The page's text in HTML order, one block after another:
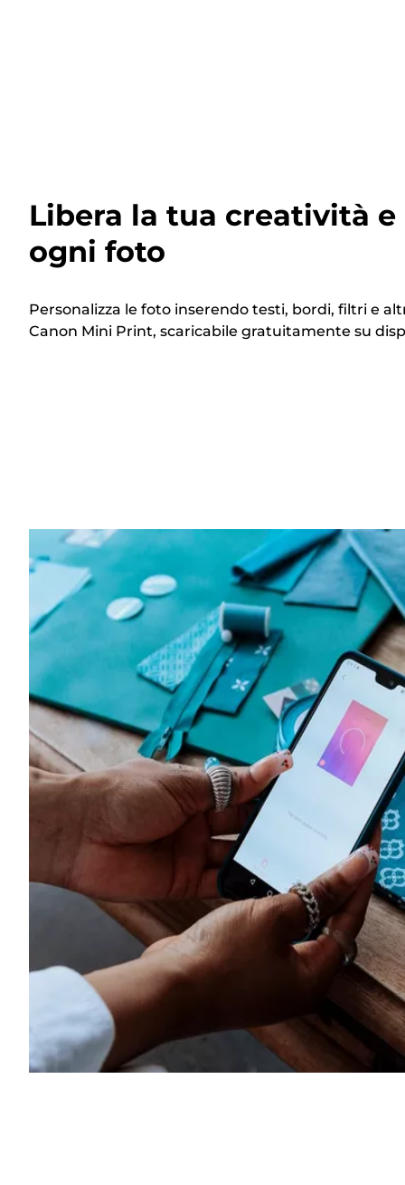
Libera la tua creatività e
ogni foto
Personalizza le foto inserendo testi, bordi, filtri e
Canon Mini Print, scaricabile gratuitamente su